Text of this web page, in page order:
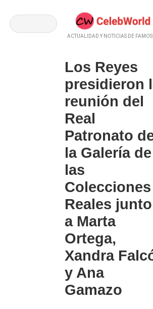
ACTUALIDAD Y NOTICIAS DE
Los Reyes
presidieron
reunión del
Real
Patronato
la Galería de
las
Colecciones
Reales junto
a Marta
Ortega,
Xandra
y Ana
Gamazo